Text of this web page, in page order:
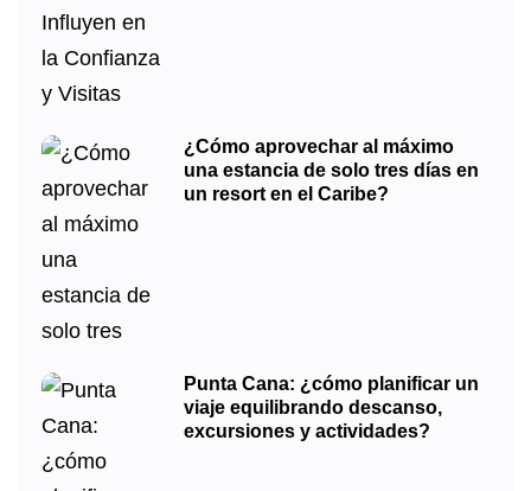
¿Cómo aprovechar al máximo
una estancia de solo tres días en
un resort en el Caribe?
Punta Cana: ¿cómo planificar un
viaje equilibrando descanso,
excursiones y actividades?